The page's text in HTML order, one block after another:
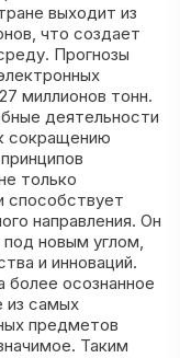
выходит из
что создает
Прогнозы
миллионов тонн.
деятельности
сокращению
только
способствует
направления. Он
под новым углом,
и инноваций.
осознанное
из самых
предметов
Таким